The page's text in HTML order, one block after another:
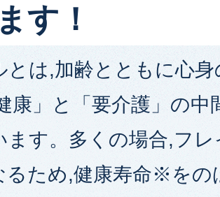
す！
とは,加齢とともに心
康」と「要介護」の中
ます。多くの場合,フ
るため,健康寿命※をの